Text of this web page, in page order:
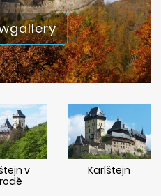
v
Karlštejn